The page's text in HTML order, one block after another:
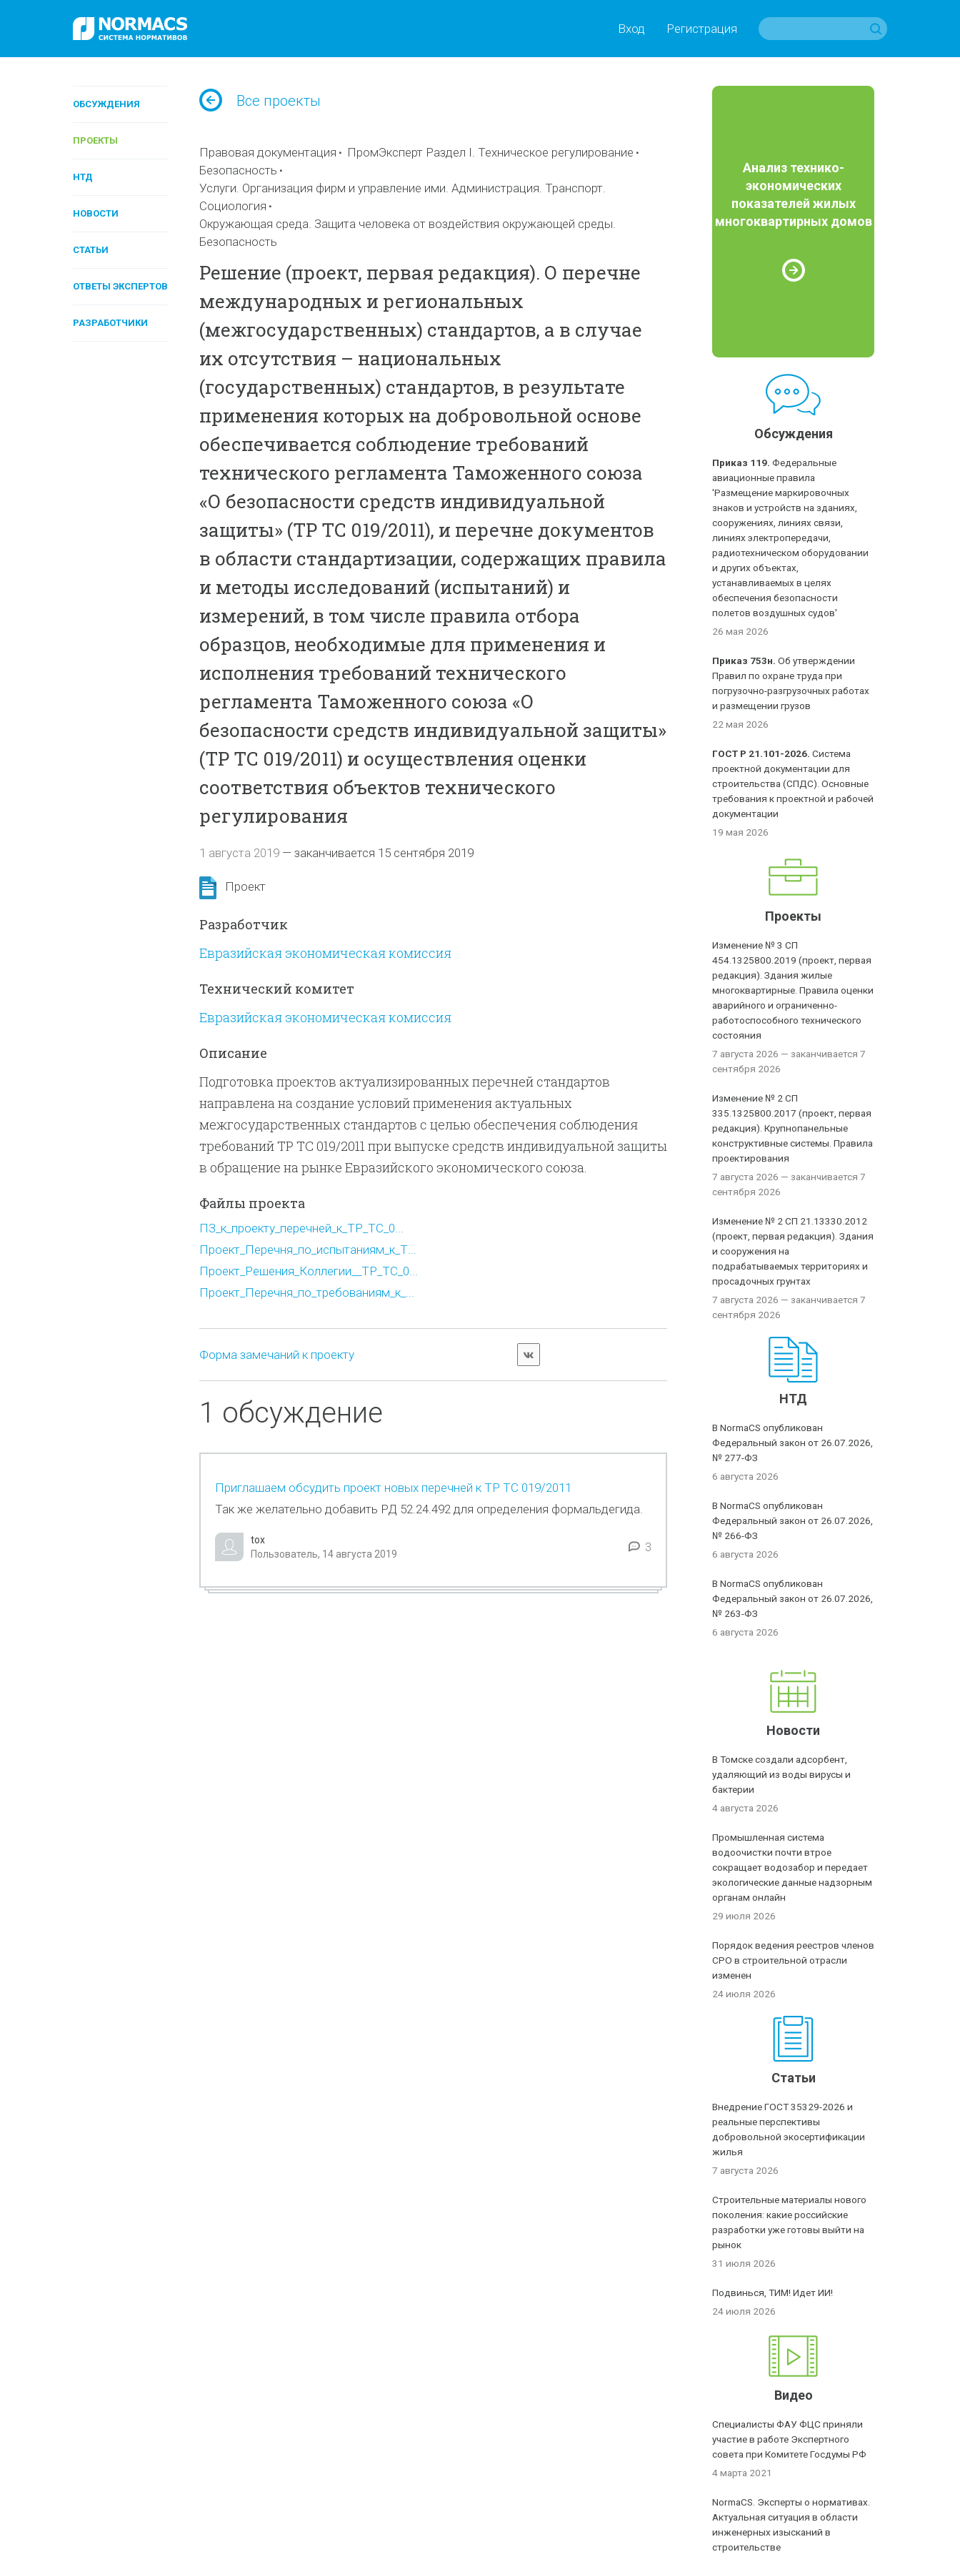
Вход Регистрация
ОБСУЖДЕНИЯ
ПРОЕКТЫ
НТД
НОВОСТИ
СТАТЬИ
ОТВЕТЫ ЭКСПЕРТОВ
РАЗРАБОТЧИКИ
Все проекты
Правовая документация
ПромЭксперт Раздел I. Техническое регулирование
Безопасность
Услуги. Организация фирм и управление ими. Администрация. Транспорт.
Социология
Окружающая среда. Защита человека от воздействия окружающей среды.
Безопасность
Решение (проект, первая редакция). О перечне
международных и региональных
(межгосударственных) стандартов, а в случае
их отсутствия – национальных
(государственных) стандартов, в результате
применения которых на добровольной основе
обеспечивается соблюдение требований
технического регламента Таможенного союза
«О безопасности средств индивидуальной
защиты» (ТР ТС 019/2011), и перечне документов
в области стандартизации, содержащих правила
и методы исследований (испытаний) и
измерений, в том числе правила отбора
образцов, необходимые для применения и
исполнения требований технического
регламента Таможенного союза «О
безопасности средств индивидуальной защиты»
(ТР ТС 019/2011) и осуществления оценки
соответствия объектов технического
регулирования
1 августа 2019— заканчивается 15 сентября 2019
Проект
Разработчик
Евразийская экономическая комиссия
Технический комитет
Евразийская экономическая комиссия
Описание
Подготовка проектов актуализированных перечней стандартов
направлена на создание условий применения актуальных
межгосударственных стандартов с целью обеспечения соблюдения
требований ТР ТС 019/2011 при выпуске средств индивидуальной защиты
в обращение на рынке Евразийского экономического союза.
Файлы проекта
ПЗ_к_проекту_перечней_к_ТР_ТС_0...
Проект_Перечня_по_испытаниям_к_Т...
Проект_Решения_Коллегии__ТР_ТС_0...
Проект_Перечня_по_требованиям_к_...
Форма замечаний к проекту
1 обсуждение
Приглашаем обсудить проект новых перечней к ТР ТС 019/2011
Так же желательно добавить РД 52.24.492 для определения формальдегида.
tox
Пользователь, 14 августа 2019
3
Анализ технико-
экономических
показателей жилых
многоквартирных домов
Обсуждения
Приказ 119. Федеральные
авиационные правила
'Размещение маркировочных
знаков и устройств на зданиях,
сооружениях, линиях связи,
линиях электропередачи,
радиотехническом оборудовании
и других объектах,
устанавливаемых в целях
обеспечения безопасности
полетов воздушных судов'
26 мая 2026
Приказ 753н. Об утверждении
Правил по охране труда при
погрузочно-разгрузочных работах
и размещении грузов
22 мая 2026
ГОСТ Р 21.101-2026. Система
проектной документации для
строительства (СПДС). Основные
требования к проектной и рабочей
документации
19 мая 2026
Проекты
Изменение № 3 СП
454.1325800.2019 (проект, первая
редакция). Здания жилые
многоквартирные. Правила оценки
аварийного и ограниченно-
работоспособного технического
состояния
7 августа 2026 — заканчивается 7
сентября 2026
Изменение № 2 СП
335.1325800.2017 (проект, первая
редакция). Крупнопанельные
конструктивные системы. Правила
проектирования
7 августа 2026 — заканчивается 7
сентября 2026
Изменение № 2 СП 21.13330.2012
(проект, первая редакция). Здания
и сооружения на
подрабатываемых территориях и
просадочных грунтах
7 августа 2026 — заканчивается 7
сентября 2026
НТД
В NormaCS опубликован
Федеральный закон от 26.07.2026,
№ 277-ФЗ
6 августа 2026
В NormaCS опубликован
Федеральный закон от 26.07.2026,
№ 266-ФЗ
6 августа 2026
В NormaCS опубликован
Федеральный закон от 26.07.2026,
№ 263-ФЗ
6 августа 2026
Новости
В Томске создали адсорбент,
удаляющий из воды вирусы и
бактерии
4 августа 2026
Промышленная система
водоочистки почти втрое
сокращает водозабор и передает
экологические данные надзорным
органам онлайн
29 июля 2026
Порядок ведения реестров членов
СРО в строительной отрасли
изменен
24 июля 2026
Статьи
Внедрение ГОСТ 35329-2026 и
реальные перспективы
добровольной экосертификации
жилья
7 августа 2026
Строительные материалы нового
поколения: какие российские
разработки уже готовы выйти на
рынок
31 июля 2026
Подвинься, ТИМ! Идет ИИ!
24 июля 2026
Видео
Специалисты ФАУ ФЦС приняли
участие в работе Экспертного
совета при Комитете Госдумы РФ
4 марта 2021
NormaCS. Эксперты о нормативах.
Актуальная ситуация в области
инженерных изысканий в
строительстве